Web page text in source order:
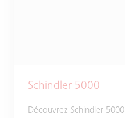
Schindler 5000
Découvrez Schindler